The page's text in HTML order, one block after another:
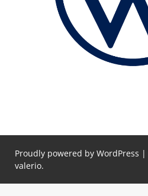
Proudly powered by WordPress |
valerio.